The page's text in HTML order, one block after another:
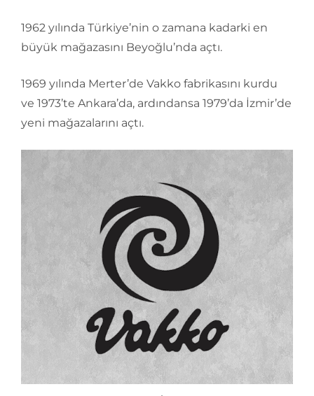
1962 yılında Türkiye’nin o zamana kadarki en
büyük mağazasını Beyoğlu’nda açtı.
1969 yılında Merter’de Vakko fabrikasını kurdu
ve 1973’te Ankara’da, ardındansa 1979’da İzmir’de
yeni mağazalarını açtı.